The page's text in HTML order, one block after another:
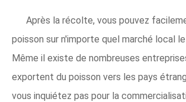
Après la récolte, vous pouvez
poisson sur n'importe quel marché local
Même il existe de nombreuses
exportent du poisson vers les pays
vous inquiétez pas pour la